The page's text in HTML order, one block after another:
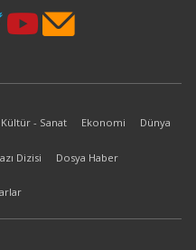
Kültür - Sanat Ekonomi Dünya
Dizisi Dosya Haber